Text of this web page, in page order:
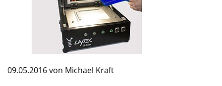
09.05.2016von Michael Kraft